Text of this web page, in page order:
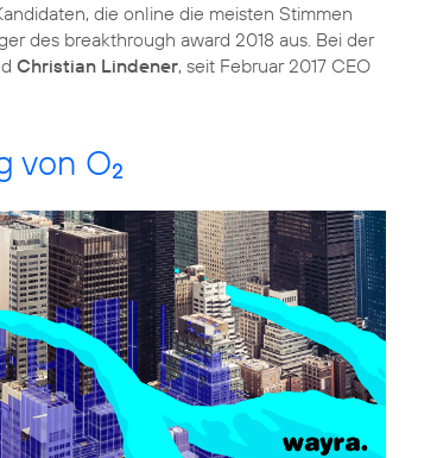
die online die meisten Stimmen
des breakthrough award 2018 aus. Bei der
Christian Lindener, seit Februar 2017 CEO
von O2